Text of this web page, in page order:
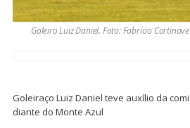
Goleiro Luiz Daniel. Foto: Fabrício Cortinove
Goleiraço Luiz Daniel teve auxílio da
diante do Monte Azul